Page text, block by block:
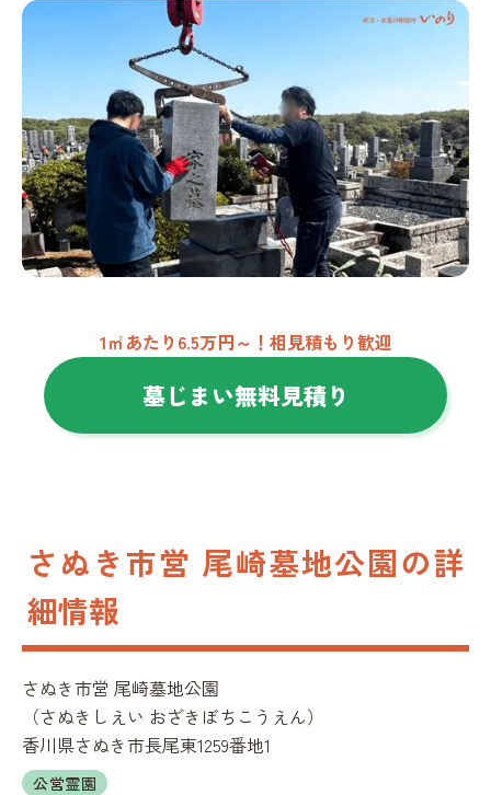
1㎡あたり6.5万円～！相見積もり歓迎
墓じまい無料見積り
さぬき市営 尾崎墓地公園の詳
細情報
さぬき市営 尾崎墓地公園
（さぬきしえい おざきぼちこうえん）
香川県さぬき市長尾東1259番地1
公営霊園